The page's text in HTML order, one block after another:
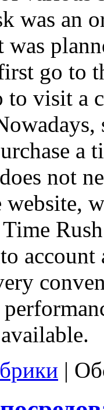
was an
was
go to
visit a
a
not
website,
account
|